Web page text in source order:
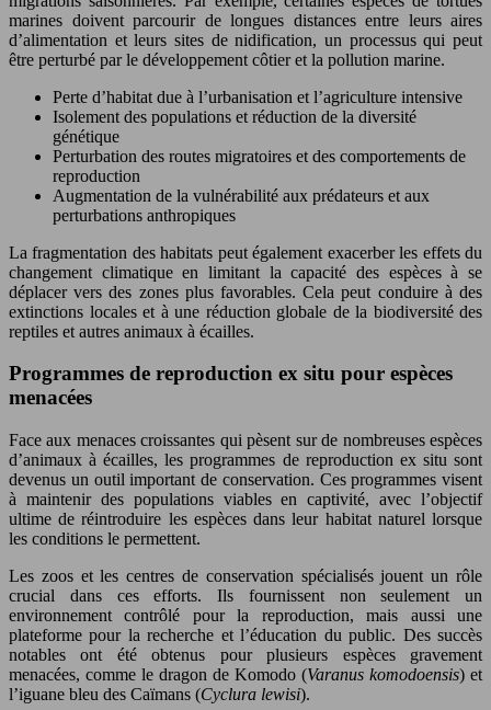
marines doivent parcourir de longues distances entre leurs aires
d’alimentation et leurs sites de nidification, un processus qui peut
être perturbé par le développement côtier et la pollution marine.
Perte d’habitat due à l’urbanisation et l’agriculture intensive
Isolement des populations et réduction de la diversité
génétique
Perturbation des routes migratoires et des comportements de
reproduction
Augmentation de la vulnérabilité aux prédateurs et aux
perturbations anthropiques
La fragmentation des habitats peut également exacerber les effets du
changement climatique en limitant la capacité des espèces à se
déplacer vers des zones plus favorables. Cela peut conduire à des
extinctions locales et à une réduction globale de la biodiversité des
reptiles et autres animaux à écailles.
Programmes de reproduction ex situ pour espèces
menacées
Face aux menaces croissantes qui pèsent sur de nombreuses espèces
d’animaux à écailles, les programmes de reproduction ex situ sont
devenus un outil important de conservation. Ces programmes visent
à maintenir des populations viables en captivité, avec l’objectif
ultime de réintroduire les espèces dans leur habitat naturel lorsque
les conditions le permettent.
Les zoos et les centres de conservation spécialisés jouent un rôle
crucial dans ces efforts. Ils fournissent non seulement un
environnement contrôlé pour la reproduction, mais aussi une
plateforme pour la recherche et l’éducation du public. Des succès
notables ont été obtenus pour plusieurs espèces gravement
menacées, comme le dragon de Komodo (Varanus komodoensis) et
l’iguane bleu des Caïmans (Cyclura lewisi).